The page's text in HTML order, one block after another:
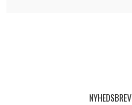
NYHEDSBREV